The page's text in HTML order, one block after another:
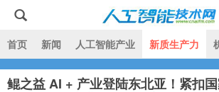
首页 新闻 人工智能产业 新质生产力
鲲之益 AI + 产业登陆东北亚！紧扣